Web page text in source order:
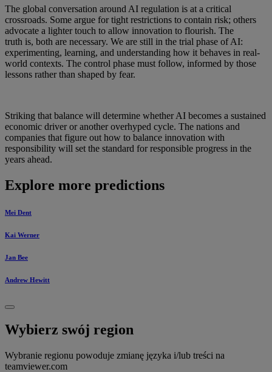
The global conversation around AI regulation is at a critical
crossroads. Some argue for tight restrictions to contain risk; others
advocate a lighter touch to allow innovation to flourish. The
truth is, both are necessary. We are still in the trial phase of AI:
experimenting, learning, and understanding how it behaves in real-
world contexts. The control phase must follow, informed by those
lessons rather than shaped by fear.
Striking that balance will determine whether AI becomes a sustained
economic driver or another overhyped cycle. The nations and
companies that figure out how to balance innovation with
responsibility will set the standard for responsible progress in the
years ahead.
Explore more predictions
Mei Dent
Kai Werner
Jan Bee
Andrew Hewitt
Wybierz swój region
Wybranie regionu powoduje zmianę języka i/lub treści na
teamviewer.com